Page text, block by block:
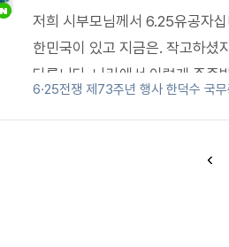
저희 시부모님께서 6.25유공자
한민국이 있고 지금은. 작고하셨
다릅니다 .나라에서 이렇게 존중
웅들께서 입으신 의복 너무나
6·25전쟁 제73주년 행사 한덕수 국